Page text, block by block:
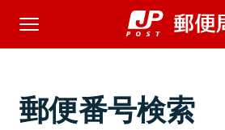
郵便番号検索